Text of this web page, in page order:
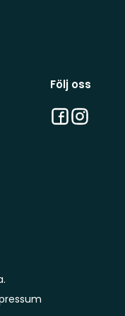
Följ oss
Facebook
Instagram